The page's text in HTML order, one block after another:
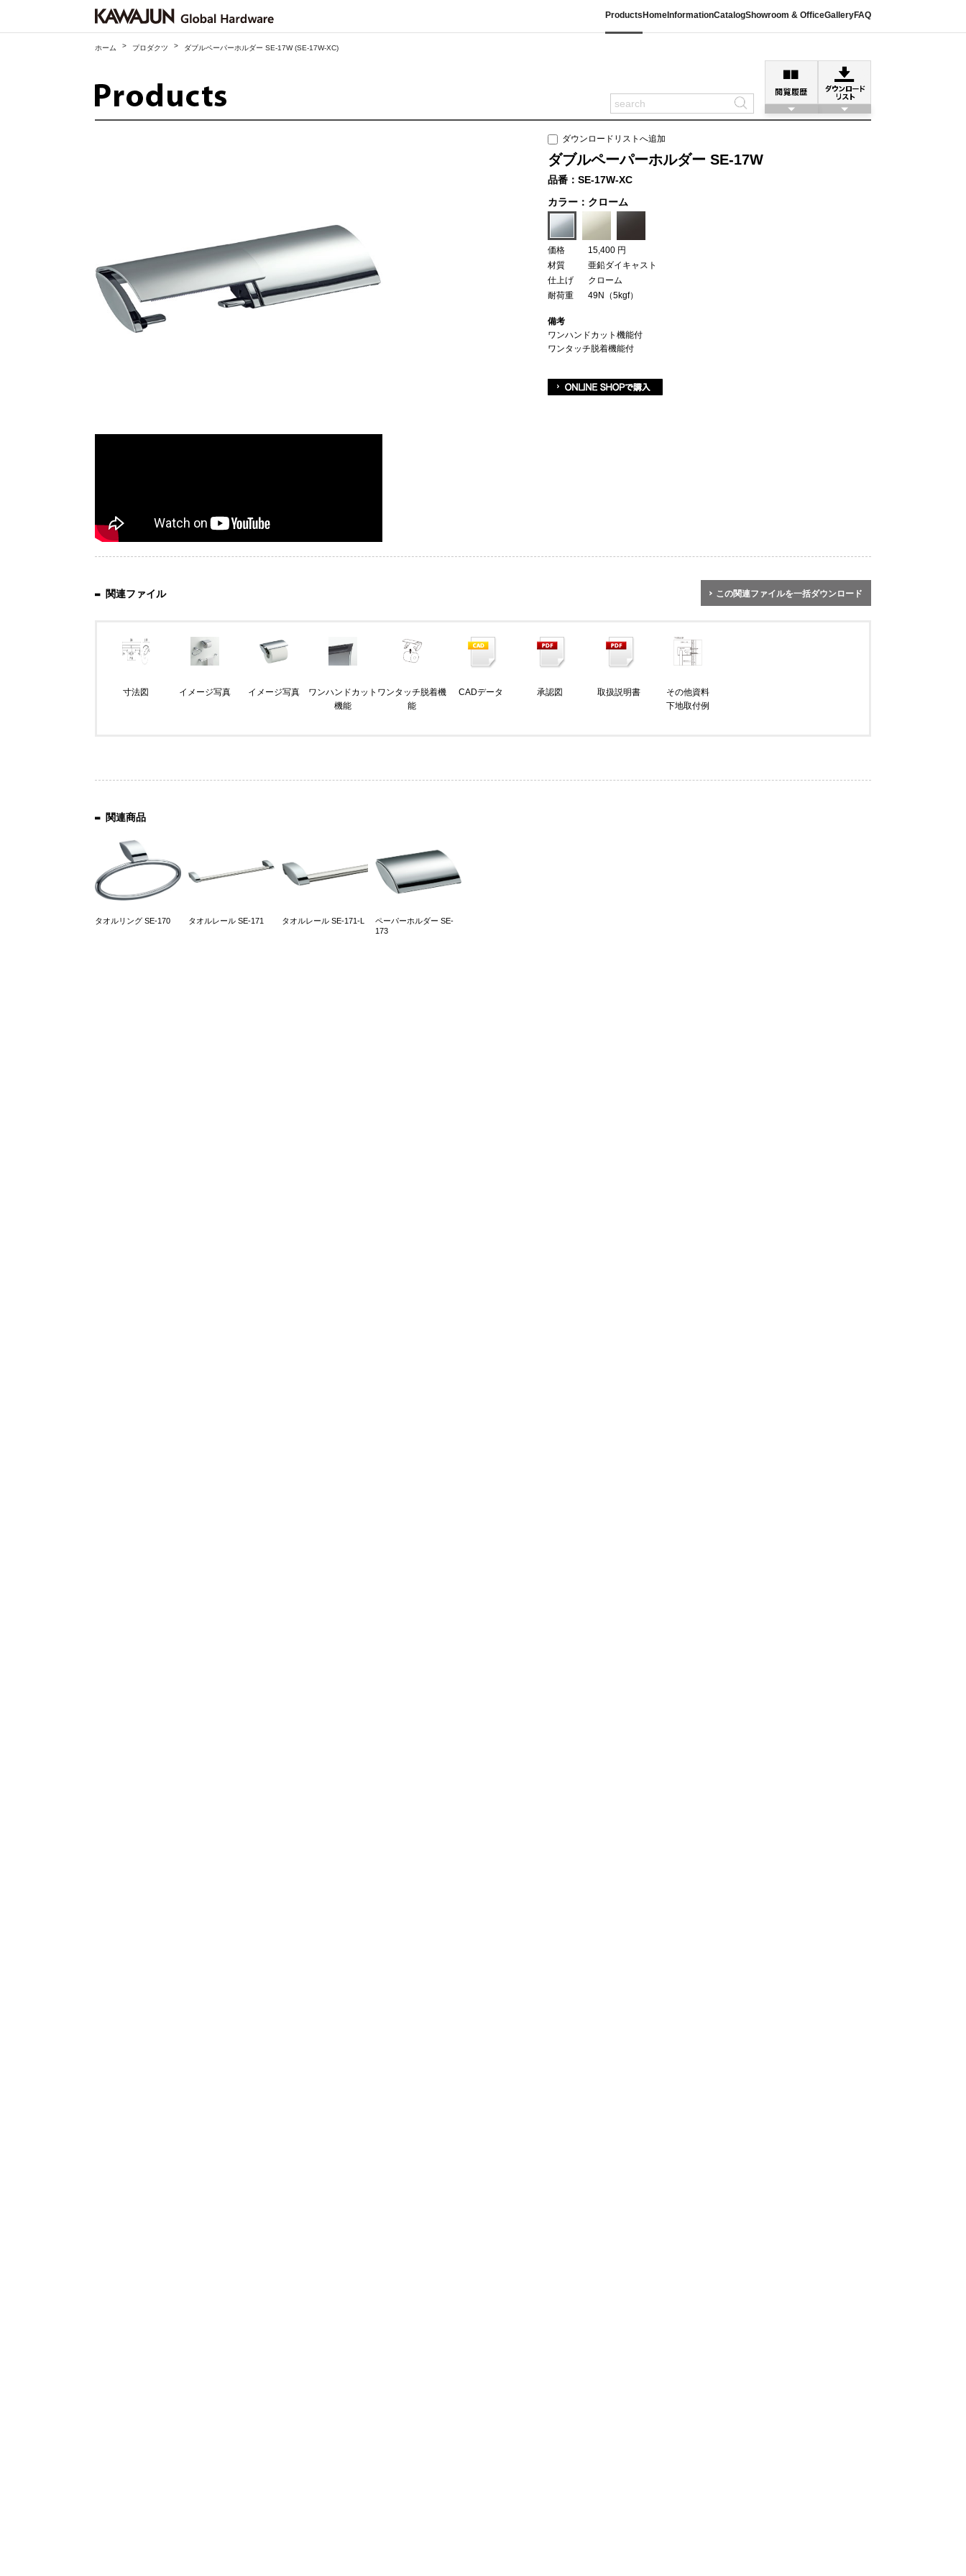
Products Home InformationCatalogShowroom & OfficeGalleryFAQ
ホーム > プロダクツ > ダブルペーパーホルダー SE-17W (SE-17W-XC)
ダウンロードリストへ追加
ダブルペーパーホルダー SE-17W
品番：SE-17W-XC
カラー：クローム
価格
15,400 円
材質
亜鉛ダイキャスト
仕上げ
クローム
耐荷重
49N（5kgf）
備考
ワンハンドカット機能付
ワンタッチ脱着機能付
関連ファイル この関連ファイルを一括ダウンロード
寸法図 イメージ写真 イメージ写真
ワンハンドカット
機能
ワンタッチ脱着機
能
CADデータ 承認図 取扱説明書
その他資料
下地取付例
関連商品
タオルリング SE-170 タオルレール SE-171 タオルレール SE-171-L
ペーパーホルダー SE-
173